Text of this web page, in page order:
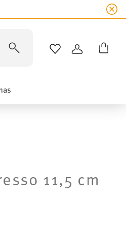
LISTE DECONNEXION
11,5 cm